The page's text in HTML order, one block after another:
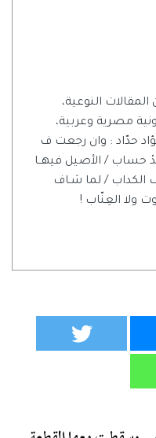
النوعية،
مصرية وعربية،
حدّاد : وان رجعت ف
حساب / الأصيل فيهــا
الكداب / لما شـاف
ولا العِنّاب !